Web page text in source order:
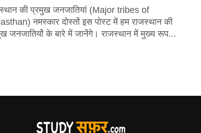
की प्रमुख जनजातियां (Major tribes of
नमस्कार दोस्तों इस पोस्ट में हम राजस्थान की
जनजातियों के बारे में जानेंगे। राजस्थान में मुख्य रूप...